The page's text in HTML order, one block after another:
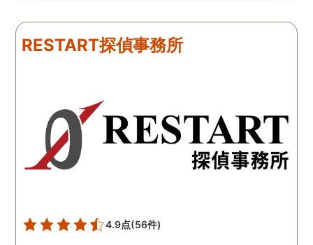
ました。うれしくてお互い
に涙の再会でした。 対応し
玉総合情報事務所さんに依
頼させていただき本当に良
かったです。
にも関わらず、相談員の
明な点が全くないほどし
かりと説明をしてくれま
た。調査では夫が不倫相
の自宅に頻繁に訪れる様
RESTART探偵事務所
4.9点(56件)